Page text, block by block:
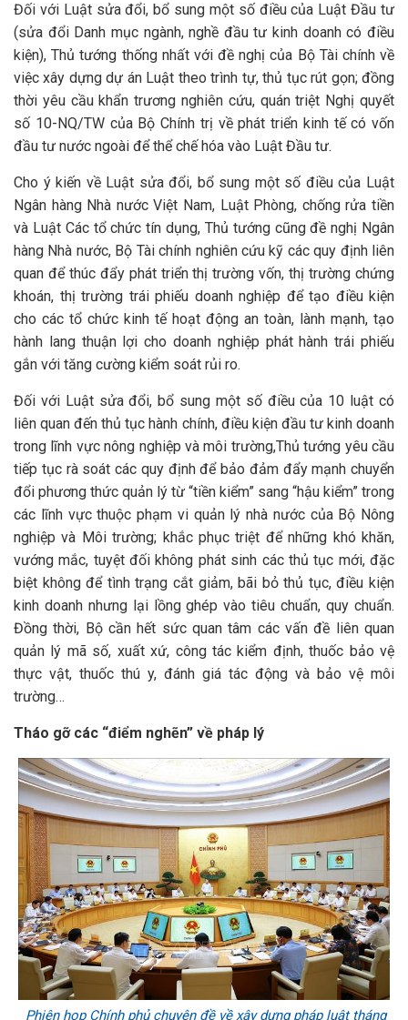
Đối với Luật sửa đổi, bổ sung một số điều của Luật Đầu tư
(sửa đổi Danh mục ngành, nghề đầu tư kinh doanh có điều
kiện), Thủ tướng thống nhất với đề nghị của Bộ Tài chính về
việc xây dựng dự án Luật theo trình tự, thủ tục rút gọn; đồng
thời yêu cầu khẩn trương nghiên cứu, quán triệt Nghị quyết
số 10-NQ/TW của Bộ Chính trị về phát triển kinh tế có vốn
đầu tư nước ngoài để thể chế hóa vào Luật Đầu tư.
Cho ý kiến về Luật sửa đổi, bổ sung một số điều của Luật
Ngân hàng Nhà nước Việt Nam, Luật Phòng, chống rửa tiền
và Luật Các tổ chức tín dụng, Thủ tướng cũng đề nghị Ngân
hàng Nhà nước, Bộ Tài chính nghiên cứu kỹ các quy định liên
quan để thúc đẩy phát triển thị trường vốn, thị trường chứng
khoán, thị trường trái phiếu doanh nghiệp để tạo điều kiện
cho các tổ chức kinh tế hoạt động an toàn, lành mạnh, tạo
hành lang thuận lợi cho doanh nghiệp phát hành trái phiếu
gắn với tăng cường kiểm soát rủi ro.
Đối với Luật sửa đổi, bổ sung một số điều của 10 luật có
liên quan đến thủ tục hành chính, điều kiện đầu tư kinh doanh
trong lĩnh vực nông nghiệp và môi trường,Thủ tướng yêu cầu
tiếp tục rà soát các quy định để bảo đảm đẩy mạnh chuyển
đổi phương thức quản lý từ “tiền kiểm” sang “hậu kiểm” trong
các lĩnh vực thuộc phạm vi quản lý nhà nước của Bộ Nông
nghiệp và Môi trường; khắc phục triệt để những khó khăn,
vướng mắc, tuyệt đối không phát sinh các thủ tục mới, đặc
biệt không để tình trạng cắt giảm, bãi bỏ thủ tục, điều kiện
kinh doanh nhưng lại lồng ghép vào tiêu chuẩn, quy chuẩn.
Đồng thời, Bộ cần hết sức quan tâm các vấn đề liên quan
quản lý mã số, xuất xứ, công tác kiểm định, thuốc bảo vệ
thực vật, thuốc thú y, đánh giá tác động và bảo vệ môi
trường…
Tháo gỡ các “điểm nghẽn” về pháp lý
Phiên họp Chính phủ chuyên đề về xây dựng pháp luật tháng